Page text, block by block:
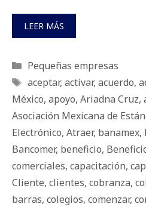
LEER MÁS
Categorías
Pequeñas empresas
Etiquetas
aceptar, activar, acuerdo,
México, apoyo, Ariadna Cruz,
Asociación Mexicana de
Electrónico, Atraer, banamex,
Bancomer, beneficio,
comerciales, capacitación,
Cliente, clientes, cobranza,
barras, colegios, comenzar,